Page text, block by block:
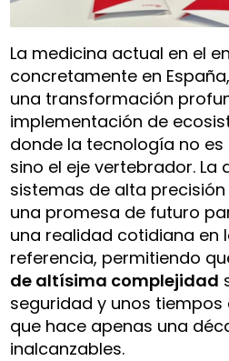
La medicina actual en el
concretamente en
una transformación
implementación de
donde la tecnología no
sino el eje vertebrador. La
sistemas de alta
una promesa de futuro
una realidad cotidiana en
referencia, permitiendo
de altísima complejidad
seguridad y unos
que hace apenas una
inalcanzables.